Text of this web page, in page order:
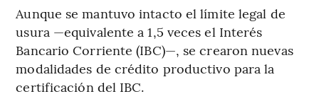
Aunque se mantuvo intacto el límite legal de
usura —equivalente a 1,5 veces el Interés
Bancario Corriente (IBC)—, se crearon nuevas
modalidades de crédito productivo para la
certificación del IBC.